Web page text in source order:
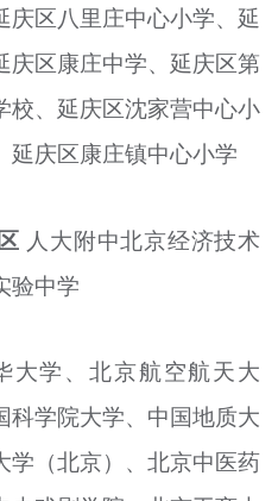
区八里庄中心小学、延
庆区康庄中学、延庆区第
校、延庆区沈家营中心小
延庆区康庄镇中心小学
人大附中北京经济技术
验中学
大学、北京航空航天大
科学院大学、中国地质大
学（北京）、北京中医药